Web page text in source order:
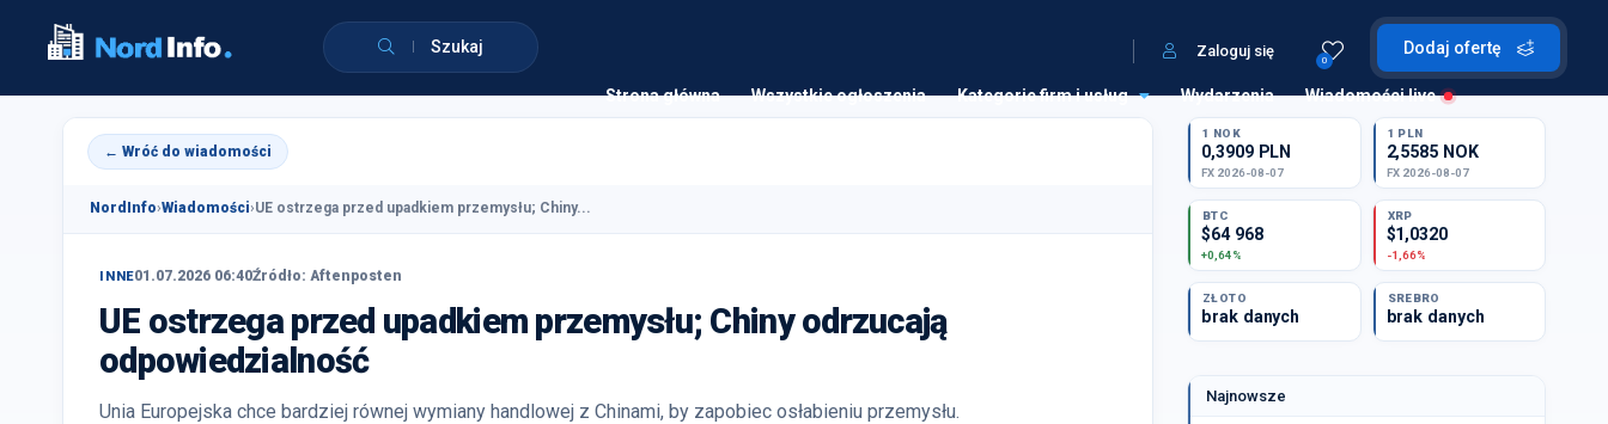
Szukaj Dodaj ofertę
0
Zaloguj się
Strona główna Wszystkie ogłoszenia Kategorie firm i usług Wydarzenia Wiadomości live
← Wróć do wiadomości
NordInfo›Wiadomości›UE ostrzega przed upadkiem przemysłu; Chiny...
INNE01.07.2026 06:40Źródło: Aftenposten
UE ostrzega przed upadkiem przemysłu; Chiny odrzucają
odpowiedzialność
Unia Europejska chce bardziej równej wymiany handlowej z Chinami, by zapobiec osłabieniu przemysłu.
1 NOK
0,3909 PLN
FX 2026-08-07
1 PLN
2,5585 NOK
FX 2026-08-07
BTC
$64 968
+0,64%
XRP
$1,0320
-1,66%
ZŁOTO
brak danych
SREBRO
brak danych
Najnowsze